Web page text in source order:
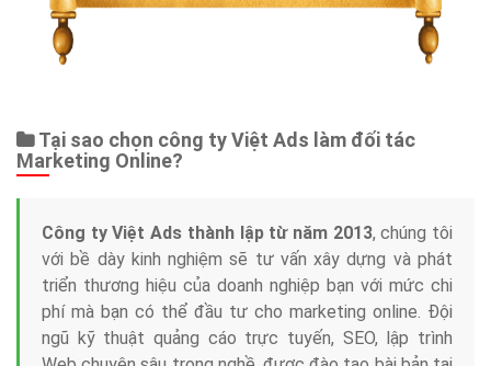
Tại sao chọn công ty Việt Ads làm đối tác
Marketing Online?
Công ty Việt Ads thành lập từ năm 2013, chúng tôi
với bề dày kinh nghiệm sẽ tư vấn xây dựng và phát
triển thương hiệu của doanh nghiệp bạn với mức chi
phí mà bạn có thể đầu tư cho marketing online. Đội
ngũ kỹ thuật quảng cáo trực tuyến, SEO, lập trình